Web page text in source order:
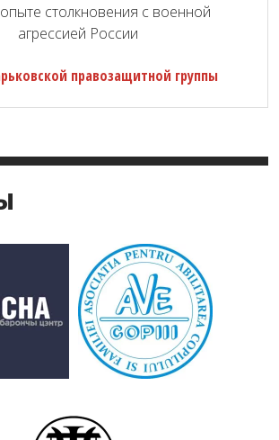
столкновения с военной
агрессией России
правозащитной группы